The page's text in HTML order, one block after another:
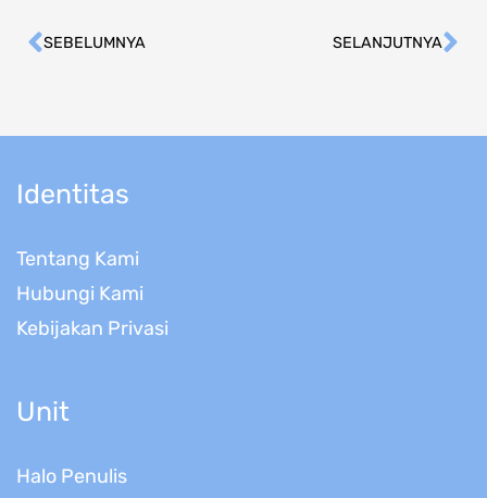
Prev
SEBELUMNYA SELANJUTNYA
Identitas
Tentang Kami
Hubungi Kami
Kebijakan Privasi
Unit
Halo Penulis